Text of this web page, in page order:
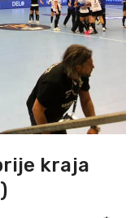
kraja